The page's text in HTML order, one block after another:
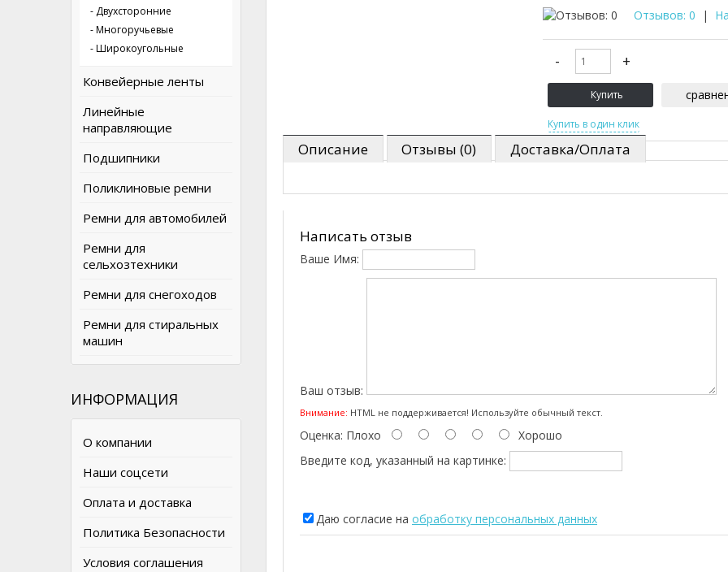
- Двухсторонние
- Многоручьевые
- Широкоугольные
Конвейерные ленты
Линейные
направляющие
Подшипники
Поликлиновые ремни
Ремни для автомобилей
Ремни для
сельхозтехники
Ремни для снегоходов
Ремни для стиральных
машин
ИНФОРМАЦИЯ
О компании
Наши соцсети
Оплата и доставка
Политика Безопасности
Условия соглашения
Отзывов: 0 |
Описание Отзывы (0) Доставка/Оплата
Написать отзыв
Ваше Имя:
Ваш отзыв:
Внимание: HTML не поддерживается! Используйте обычный текст.
Оценка: Плохо
Хорошо
Введите код, указанный на картинке:
Даю согласие на обработку персональных данных